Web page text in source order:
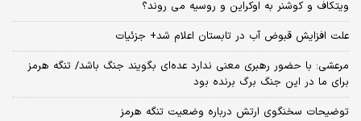
ویتکاف و کوشنر به اوکراین و روسیه می روند؟
علت افزایش قبوض آب در تابستان اعلام شد+ جزئیات
مرعشی: با حضور رهبری معنی ندارد عده‌ای بگویند جنگ باشد/ تنگه هرمز
برای ما در این جنگ برگ برنده بود
توضیحات سخنگوی ارتش درباره وضعیت تنگه هرمز